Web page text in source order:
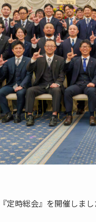
定時総会』を開催しま